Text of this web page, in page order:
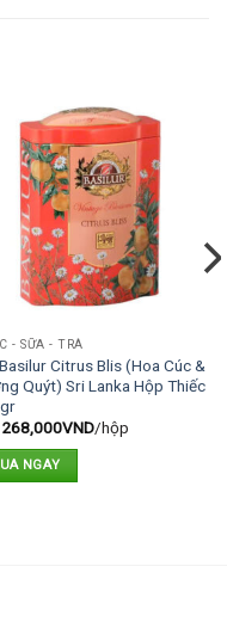
- SỮA - TRÀ
Citrus Blis (Hoa Cúc &
Quýt) Sri Lanka Hộp Thiếc
268,000VND/hộp
NGAY